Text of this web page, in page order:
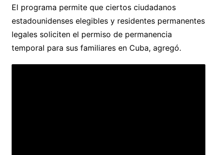
El programa permite que ciertos ciudadanos
estadounidenses elegibles y residentes permanentes
legales soliciten el permiso de permanencia
temporal para sus familiares en Cuba, agregó.